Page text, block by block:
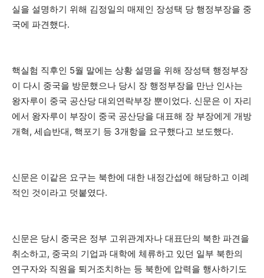
실을 설명하기 위해 김정일의 매제인 장성택 당 행정부장을 중
국에 파견했다.
핵실험 직후인 5월 말에는 상황 설명을 위해 장성택 행정부장
이 다시 중국을 방문했으나 당시 장 행정부장을 만난 인사는
왕자루이 중국 공산당 대외연락부장 뿐이었다. 신문은 이 자리
에서 왕자루이 부장이 중국 공산당을 대표해 장 부장에게 개방
개혁, 세습반대, 핵포기 등 3개항을 요구했다고 보도했다.
신문은 이같은 요구는 북한에 대한 내정간섭에 해당하고 이례
적인 것이라고 덧붙였다.
신문은 당시 중국은 정부 고위관계자나 대표단의 북한 파견을
취소하고, 중국의 기업과 대학에 체류하고 있던 일부 북한의
연구자와 직원을 퇴거조치하는 등 북한에 압력을 행사하기도